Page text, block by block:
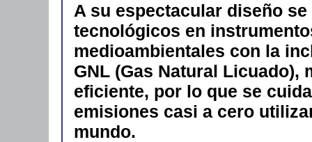
A su espectacular diseño
tecnológicos en
medioambientales con la
GNL (Gas Natural Licuado),
eficiente, por lo que se
emisiones casi a cero
mundo.